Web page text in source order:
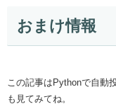
おまけ情報
この記事はPythonで自動
も見てみてね。